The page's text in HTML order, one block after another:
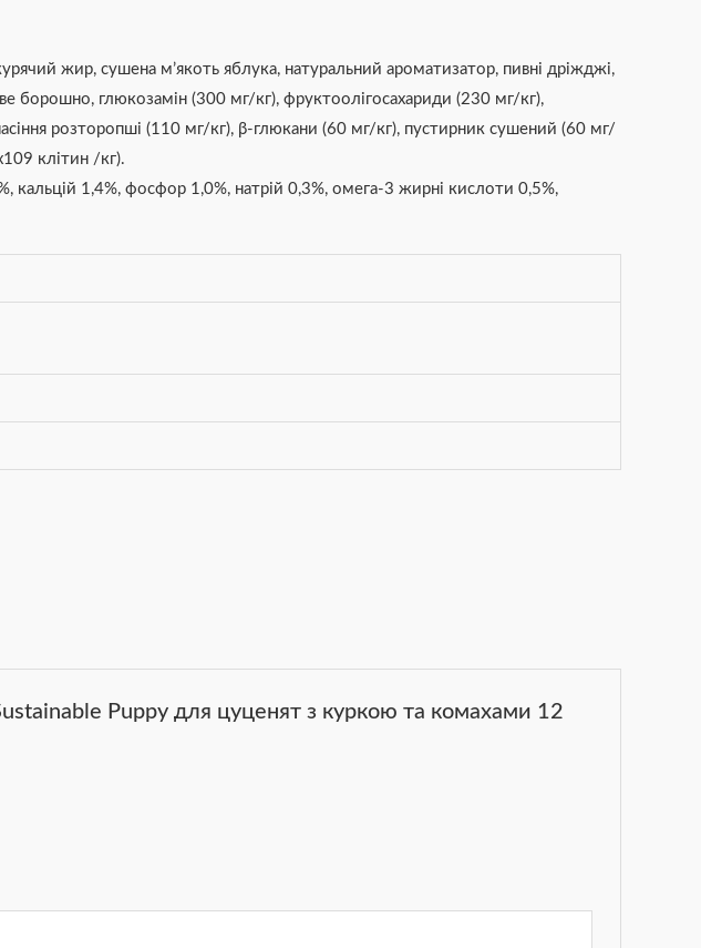
жир, сушена м’якоть яблука, натуральний ароматизатор, пивні дріжджі,
борошно, глюкозамін (300 мг/кг), фруктоолігосахариди (230 мг/кг),
розторопші (110 мг/кг), β-глюкани (60 мг/кг), пустирник сушений (60 мг/
клітин /кг).
кальцій 1,4%, фосфор 1,0%, натрій 0,3%, омега-3 жирні кислоти 0,5%,
Puppy для цуценят з куркою та комахами 12